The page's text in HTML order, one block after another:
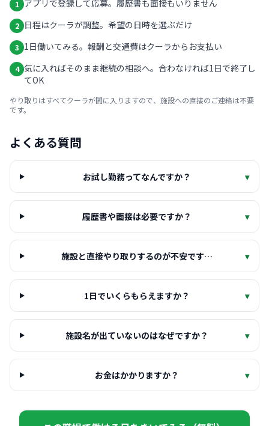
1 アプリで登録して応募。履歴書も面接もいりません
2 日程はクーラが調整。希望の日時を選ぶだけ
3 1日働いてみる。報酬と交通費はクーラからお支払い
4 気に入ればそのまま継続の相談へ。合わなければ1日で終了し
てOK
やり取りはすべてクーラが間に入りますので、施設への直接のご連絡は不要
です。
よくある質問
お試し勤務ってなんですか？ ▾
履歴書や面接は必要ですか？ ▾
施設と直接やり取りするのが不安です… ▾
1日でいくらもらえますか？ ▾
施設名が出ていないのはなぜですか？ ▾
お金はかかりますか？ ▾